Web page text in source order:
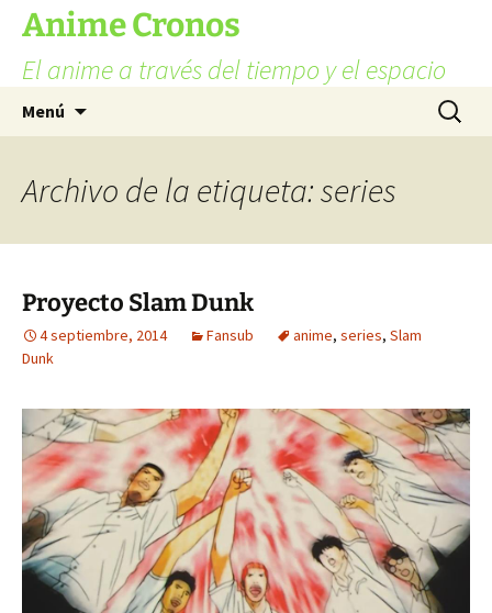
contenido
Anime Cronos
El anime a través del tiempo y el espacio
Menú Buscar:
Archivo de la etiqueta: series
Proyecto Slam Dunk
4 septiembre, 2014 Fansub anime, series, Slam
Dunk